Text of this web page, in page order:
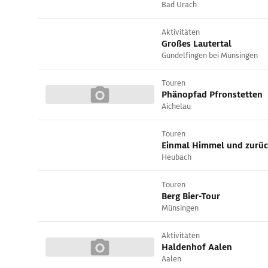
Bad Urach
Aktivitäten
Großes Lautertal
Gundelfingen bei Münsingen
Touren
Phänopfad Pfronstetten
Aichelau
Touren
Einmal Himmel und
Heubach
Touren
Berg Bier-Tour
Münsingen
Aktivitäten
Haldenhof Aalen
Aalen